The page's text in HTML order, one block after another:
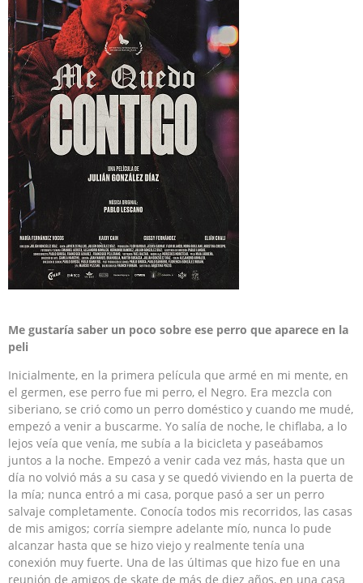
Me gustaría saber un poco sobre ese perro que aparece en la
peli
Inicialmente, en la primera película que armé en mi mente, en
el germen, ese perro fue mi perro, el Negro. Era mezcla con
siberiano, se crió como un perro doméstico y cuando me mudé,
empezó a venir a buscarme. Yo salía de noche, le chiflaba, a lo
lejos veía que venía, me subía a la bicicleta y paseábamos
juntos a la noche. Empezó a venir cada vez más, hasta que un
día no volvió más a su casa y se quedó viviendo en la puerta de
la mía; nunca entró a mi casa, porque pasó a ser un perro
salvaje completamente. Conocía todos mis recorridos, las casas
de mis amigos; corría siempre adelante mío, nunca lo pude
alcanzar hasta que se hizo viejo y realmente tenía una
conexión muy fuerte. Una de las últimas que hizo fue en una
reunión de amigos de skate de más de diez años, en una casa